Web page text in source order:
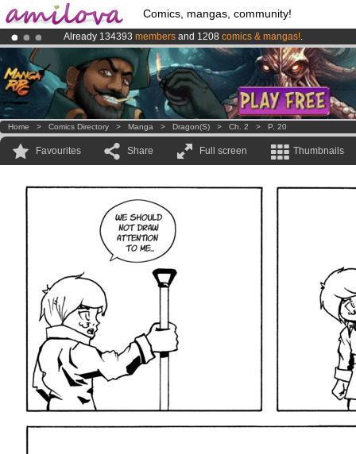
Comics, mangas, community!
Already 134393 members and 1208 comics & mangas!.
Premium membership from3.95 eurosper month !Get membership
AmilovaKickstarter is now LIVE!.
Home > Comics Directory > Manga > Dragon(s) > Ch. 2 > P. 20
Favourites Share Full screen Thumbnails